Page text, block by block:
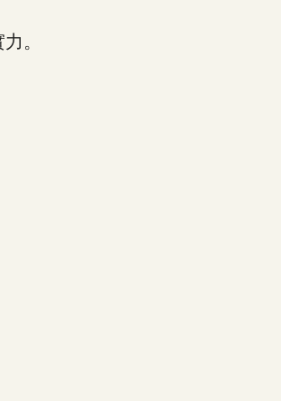
。